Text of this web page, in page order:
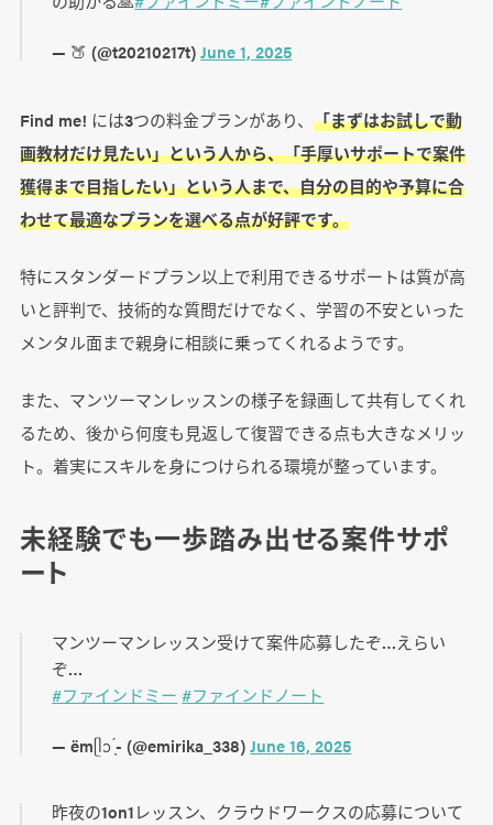
— 🍑 (@t20210217t)June 1, 2025
Find me! には3つの料金プランがあり、 「まずはお試しで動
画教材だけ見たい」という人から、「手厚いサポートで案件
獲得まで目指したい」という人まで、自分の目的や予算に合
わせて最適なプランを選べる点が好評です。
特にスタンダードプラン以上で利用できるサポートは質が高
いと評判で、技術的な質問だけでなく、学習の不安といった
メンタル面まで親身に相談に乗ってくれるようです。
また、マンツーマンレッスンの様子を録画して共有してくれ
るため、後から何度も見返して復習できる点も大きなメリッ
ト。着実にスキルを身につけられる環境が整っています。
未経験でも一歩踏み出せる案件サポ
ート
マンツーマンレッスン受けて案件応募したぞ…えらい
ぞ…
#ファインドミー #ファインドノート
— ëmᥫᩣ ̖́- (@emirika_338)June 16, 2025
昨夜の1on1レッスン、クラウドワークスの応募について